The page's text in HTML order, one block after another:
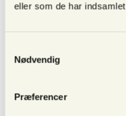
eller som de har
Nødvendig
Præferencer
Tryk her - og find